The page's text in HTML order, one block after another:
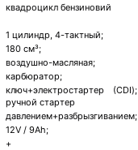
квадроцикл бензиновий
1 цилиндр, 4-тактный;
180 см³;
воздушно-масляная;
карбюратор;
ключ+электростартер (СDI);
ручной стартер
давлением+разбрызгиванием;
12V / 9Ah;
+